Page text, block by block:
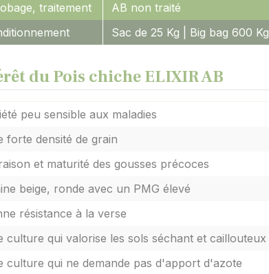
traitement
AB non traité
Sac de 25 Kg | Big bag 600 Kg
du Pois chiche ELIXIR AB
peu sensible aux maladies
forte densité de grain
et maturité des gousses précoces
beige, ronde avec un PMG élevé
résistance à la verse
culture qui valorise les sols séchant et caillouteux
culture qui ne demande pas d'apport d'azote